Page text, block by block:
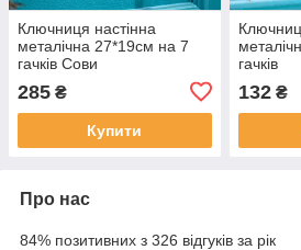
Ключниця настінна
металічна 27*19см на 7
гачків Сови
285 ₴
Купити
гачків
132₴
Про нас
84% позитивних з 326 відгуків за рік